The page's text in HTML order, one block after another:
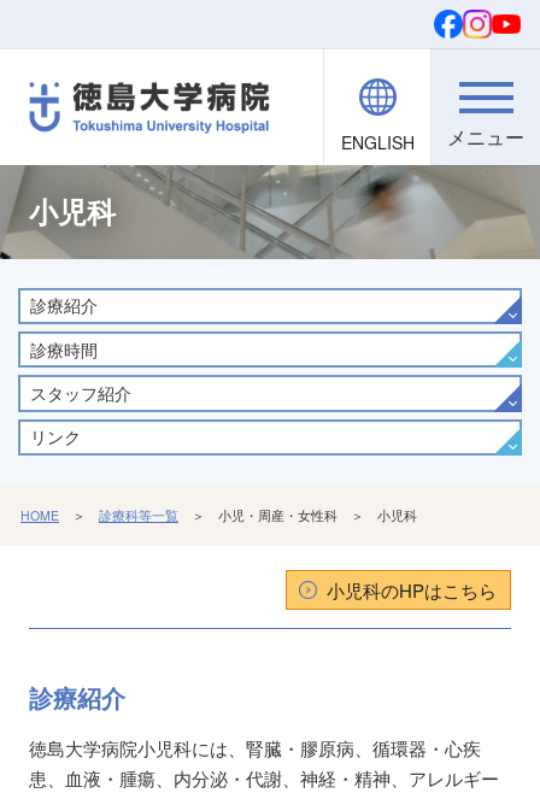
ご寄付
ENGLISH 検索
院内職員向け
文字・背景
小児科
診療紹介
診療時間
スタッフ紹介
リンク
HOME ＞ 診療科等一覧 ＞ 小児・周産・女性科 ＞ 小児科
小児科のHPはこちら
診療紹介
徳島大学病院小児科には、腎臓・膠原病、循環器・心疾
患、血液・腫瘍、内分泌・代謝、神経・精神、アレルギー